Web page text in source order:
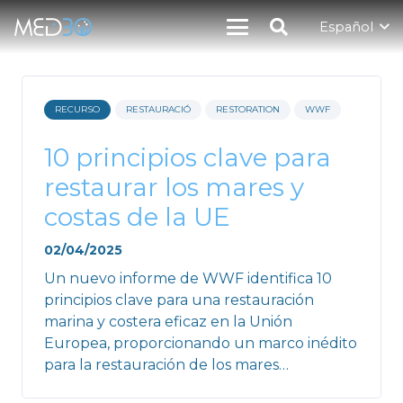
Español
RECURSO RESTAURACIÓ RESTORATION WWF
10 principios clave para
restaurar los mares y
costas de la UE
02/04/2025
Un nuevo informe de WWF identifica 10
principios clave para una restauración
marina y costera eficaz en la Unión
Europea, proporcionando un marco inédito
para la restauración de los mares…